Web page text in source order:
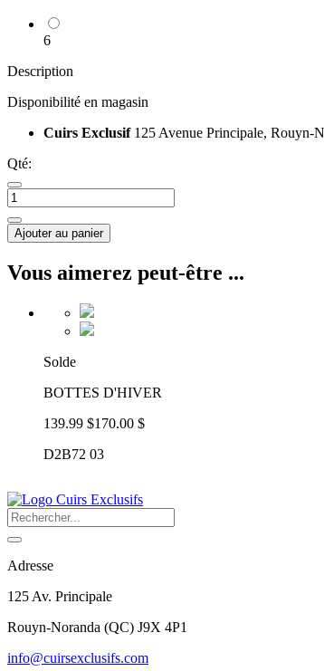
6
Description
Disponibilité en magasin
Cuirs Exclusif 125 Avenue Principale, Rouyn-
Qté:
Ajouter au panier
Vous aimerez peut-être ...
Solde
BOTTES D'HIVER
139.99 $170.00 $
D2B72 03
Adresse
125 Av. Principale
Rouyn-Noranda (QC) J9X 4P1
info@cuirsexclusifs.com